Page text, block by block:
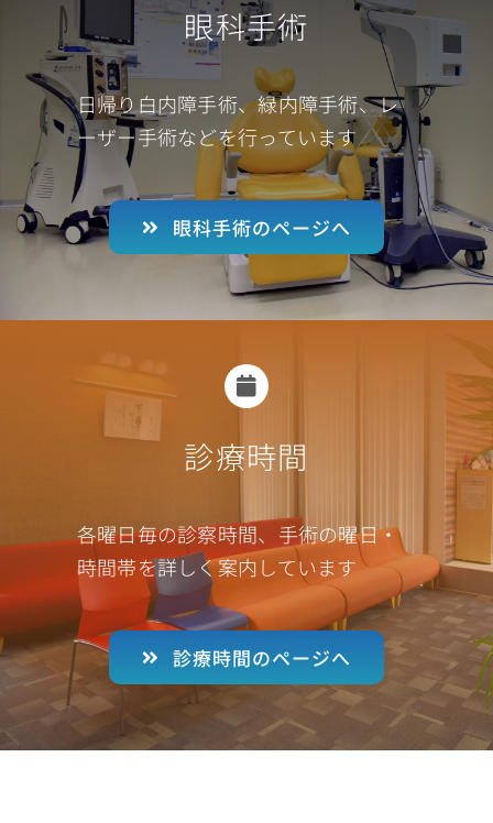
眼科手術
日帰り白内障手術、緑内障手術、レ
ーザー手術などを行っています
眼科手術のページへ
診療時間
各曜日毎の診察時間、手術の曜日・
時間帯を詳しく案内しています
診療時間のページへ